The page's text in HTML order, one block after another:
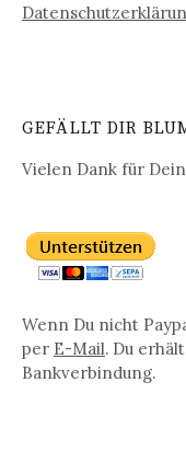
GEFÄLLT DIR
Vielen Dank für
Wenn Du nicht
per E-Mail. Du
Bankverbindung.